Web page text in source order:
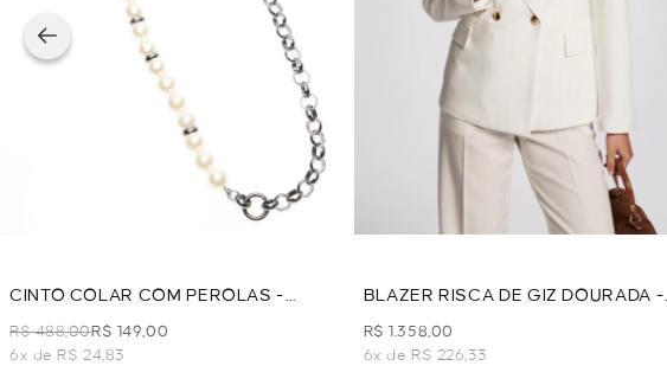
CINTO COLAR COM PEROLAS -
GRAFITE
R$ 488,00R$ 149,00
6x de R$ 24,83
BLAZER RISCA DE GIZ DOURADA -
BRANCO
R$ 1.358,00
6x de R$ 226,33